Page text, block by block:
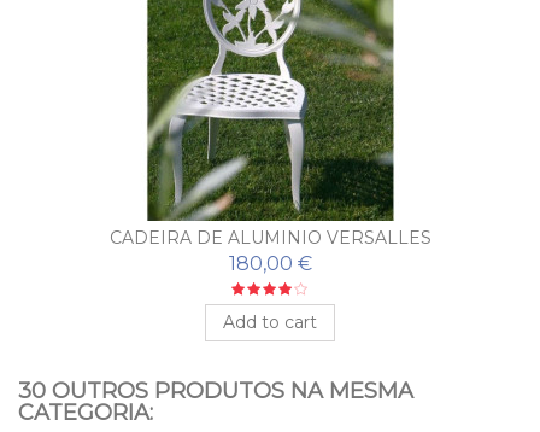
CADEIRA DE ALUMINIO VERSALLES
180,00 €
Add to cart
30 OUTROS PRODUTOS NA MESMA
CATEGORIA: